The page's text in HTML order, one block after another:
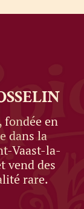
fondée en
dans la
Vaast-la-
vend des
rare.